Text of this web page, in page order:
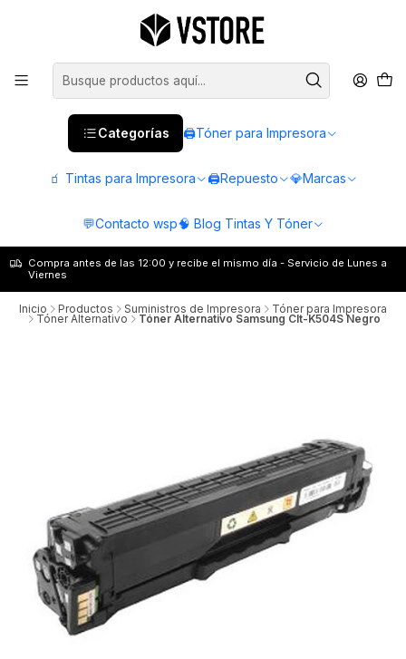
Categorías 🖨️Tóner para Impresora
🧃 Tintas para Impresora 🖨️Repuesto 💎Marcas
💬Contacto wsp🧠 Blog Tintas Y Tóner
Compra antes de las 12:00 y recibe el mismo día - Servicio de Lunes a
Viernes
Inicio Productos Suministros de Impresora Tóner para Impresora
Tóner Alternativo Tóner Alternativo Samsung Clt-K504S Negro